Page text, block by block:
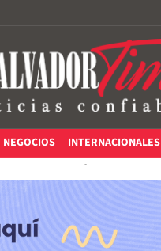
NEGOCIOS INTERNACIONALES